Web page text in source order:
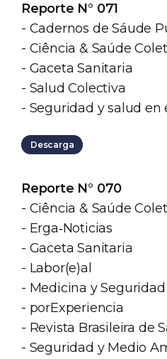
Reporte N° 071
- Cadernos de Sáude
- Ciência & Saúde
- Gaceta Sanitaria
- Salud Colectiva
- Seguridad y salud en
Descarga
Reporte N° 070
- Ciência & Saúde
- Erga‐Noticias
- Gaceta Sanitaria
- Labor(e)al
- Medicina y
- porExperiencia
- Revista Brasileira de
- Seguridad y Medio